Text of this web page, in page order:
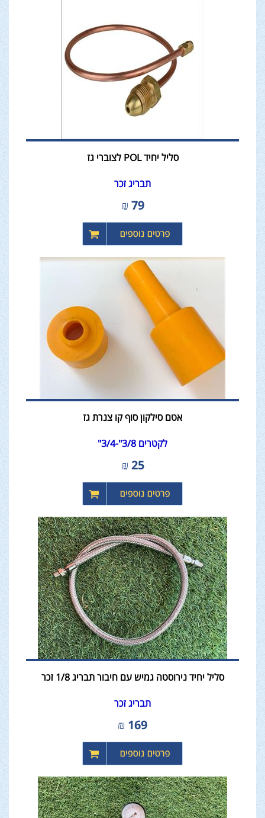
סליל יחיד POL לצוברי גז
תבריג זכר
79
₪
אטם סילקון סוף קו צנרת גז
לקטרים 3/8"-3/4"
25
₪
סליל יחיד נירוסטה גמיש עם חיבור תבריג 1/8 זכר
תבריג זכר
169
₪